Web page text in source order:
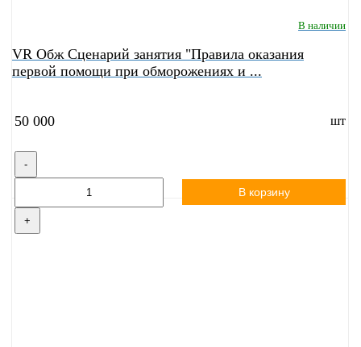
В наличии
VR Обж Сценарий занятия "Правила оказания
первой помощи при обморожениях и ...
50 000 шт
-
+
В корзину